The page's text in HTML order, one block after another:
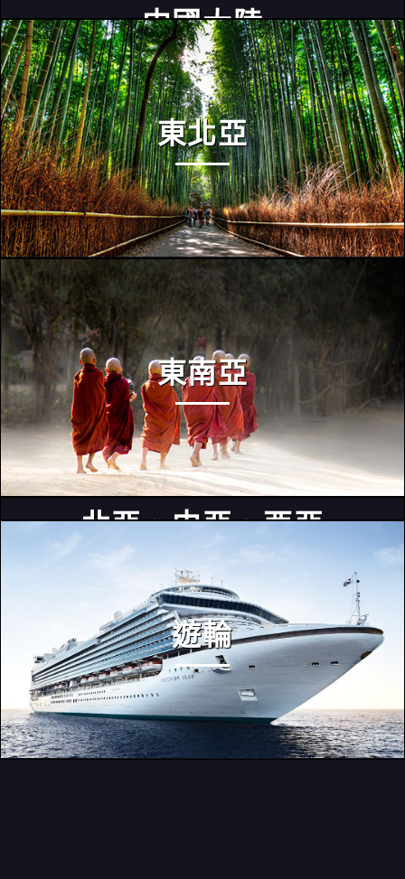
中國大陸
東北亞
東南亞
北亞、中亞、西亞
遊輪